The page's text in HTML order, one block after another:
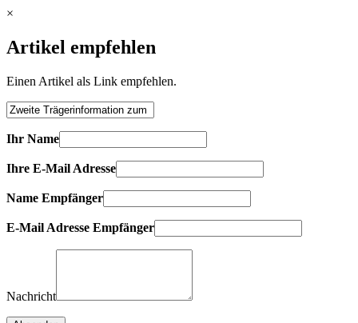
×
Artikel empfehlen
Einen Artikel als Link empfehlen.
Ihr Name
Ihre E-Mail Adresse
Name Empfänger
E-Mail Adresse Empfänger
Nachricht